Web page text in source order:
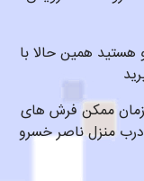
هستید همین حالا با
زمان ممکن فرش های
منزل ناصر خسرو